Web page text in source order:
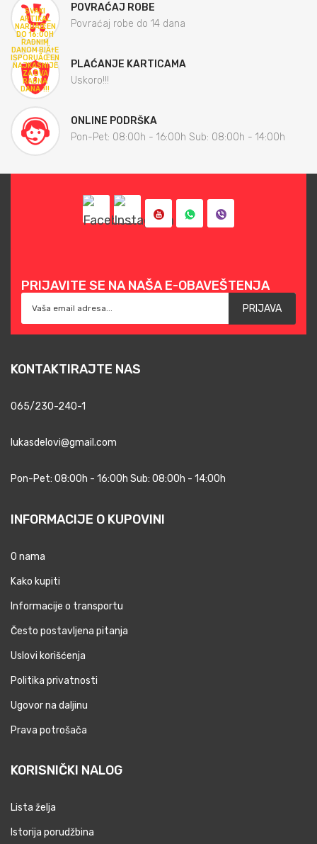
SVAKI
ARTIKAL
NARUÄŒEN
DO 16:00H
RADNIM
DANOM BIÄ†E
ISPORUÄŒEN
NAJKASNIJE
ZA DVA
RADNA
DANA !!!
POVRAĆAJ ROBE
Povraćaj robe do 14 dana
PLAĆANJE KARTICAMA
Uskoro!!!
ONLINE PODRŠKA
Pon-Pet: 08:00h - 16:00h Sub: 08:00h - 14:00h
PRIJAVITE SE NA NAŠA E-OBAVEŠTENJA
PRIJAVA
KONTAKTIRAJTE NAS
065/230-240-1
lukasdelovi@gmail.com
Pon-Pet: 08:00h - 16:00h Sub: 08:00h - 14:00h
INFORMACIJE O KUPOVINI
O nama
Kako kupiti
Informacije o transportu
Često postavljena pitanja
Uslovi korišćenja
Politika privatnosti
Ugovor na daljinu
Prava potrošača
KORISNIČKI NALOG
Lista želja
Istorija porudžbina